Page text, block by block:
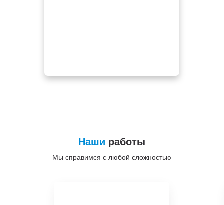
Наши работы
Мы справимся с любой сложностью